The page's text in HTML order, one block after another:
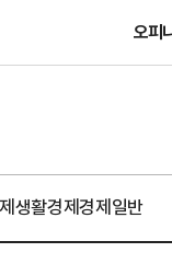
오피
생활경제경제일반